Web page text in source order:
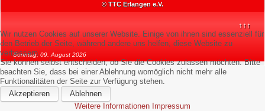
© TTC Erlangen e.V.
↑↑↑
Sonntag, 09. August 2026
Wir nutzen Cookies auf unserer Website. Einige von ihnen sind essenziell für
den Betrieb der Seite, während andere uns helfen, diese Website zu
verbessern.
Sie können selbst entscheiden, ob Sie die Cookies zulassen möchten. Bitte
beachten Sie, dass bei einer Ablehnung womöglich nicht mehr alle
Funktionalitäten der Seite zur Verfügung stehen.
Akzeptieren
Ablehnen
Weitere Informationen Impressum